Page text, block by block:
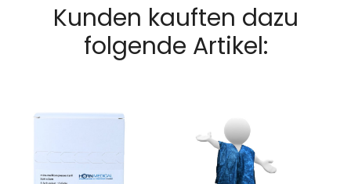
Kunden kauften dazu
folgende Artikel: